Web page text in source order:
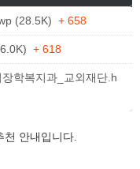
(28.5K) + 658
+ 618
학복지과_교외재단.h
안내입니다.